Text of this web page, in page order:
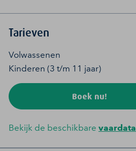
Tarieven
Volwassenen
Kinderen (3 t/m 11 jaar)
Boek nu!
Bekijk de beschikbare vaardata